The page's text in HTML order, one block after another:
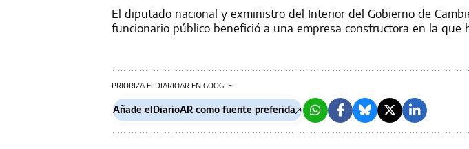
El diputado nacional y exministro del Interior del Gobierno de
funcionario público benefició a una empresa constructora en la que
PRIORIZA ELDIARIOAR EN GOOGLE
Añade elDiarioAR como fuente preferida